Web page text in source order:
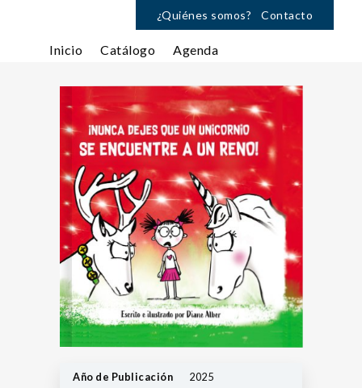
¿Quiénes somos? Contacto
Inicio Catálogo Agenda
Año de Publicación 2025